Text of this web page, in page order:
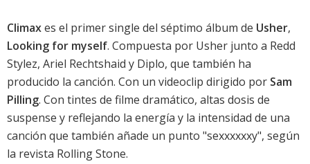
Climaxes el primer single del séptimo álbum de Usher,
Looking for myself. Compuesta por Usher junto a Redd
Stylez, Ariel Rechtshaid y Diplo, que también ha
producido la canción. Con un videoclip dirigido por Sam
Pilling. Con tintes de filme dramático, altas dosis de
suspense y reflejando la energía y la intensidad de una
canción que también añade un punto "sexxxxxxy", según
la revista Rolling Stone.